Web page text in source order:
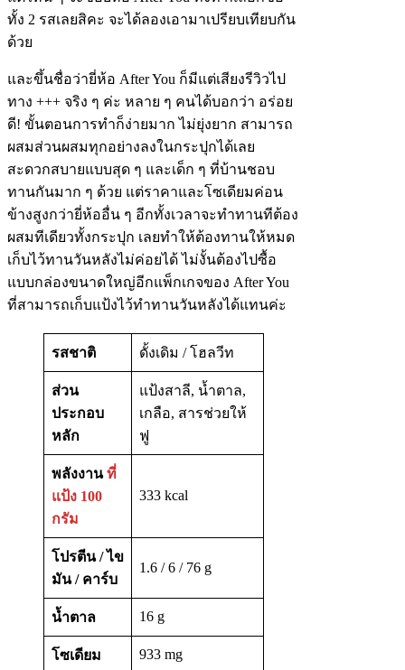
ทั้ง 2 รสเลยสิคะ จะได้ลองเอามาเปรียบเทียบกัน
ด้วย
และขึ้นชื่อว่ายี่ห้อ After You ก็มีแต่เสียงรีวิวไป
ทาง +++ จริง ๆ ค่ะ หลาย ๆ คนได้บอกว่า อร่อย
ดี! ขั้นตอนการทำก็ง่ายมาก ไม่ยุ่งยาก สามารถ
ผสมส่วนผสมทุกอย่างลงในกระปุกได้เลย
สะดวกสบายแบบสุด ๆ และเด็ก ๆ ที่บ้านชอบ
ทานกันมาก ๆ ด้วย แต่ราคาและโซเดียมค่อน
ข้างสูงกว่ายี่ห้ออื่น ๆ อีกทั้งเวลาจะทำทานทีต้อง
ผสมทีเดียวทั้งกระปุก เลยทำให้ต้องทานให้หมด
เก็บไว้ทานวันหลังไม่ค่อยได้ ไม่งั้นต้องไปซื้อ
แบบกล่องขนาดใหญ่อีกแพ็กเกจของ After You
ที่สามารถเก็บแป้งไว้ทำทานวันหลังได้แทนค่ะ
รสชาติ ดั้งเดิม / โฮลวีท
ส่วน
ประกอบ
หลัก
แป้งสาลี, น้ำตาล,
เกลือ, สารช่วยให้
ฟู
พลังงานที่
แป้ง 100
กรัม
333 kcal
โปรตีน / ไข
มัน / คาร์บ
1.6 / 6 / 76 g
น้ำตาล 16 g
โซเดียม 933 mg